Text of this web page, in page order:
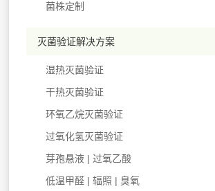
菌株定制
灭菌验证解决方案
湿热灭菌验证
干热灭菌验证
环氧乙烷灭菌验证
过氧化氢灭菌验证
芽孢悬液 | 过氧乙酸
低温甲醛 | 辐照 | 臭氧